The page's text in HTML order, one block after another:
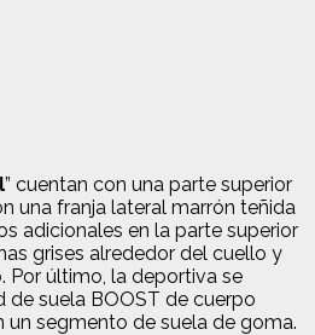
” cuentan con una parte superior
una franja lateral marrón teñida
adicionales en la parte superior
grises alrededor del cuello y
Por último, la deportiva se
de suela BOOST de cuerpo
segmento de suela de goma.